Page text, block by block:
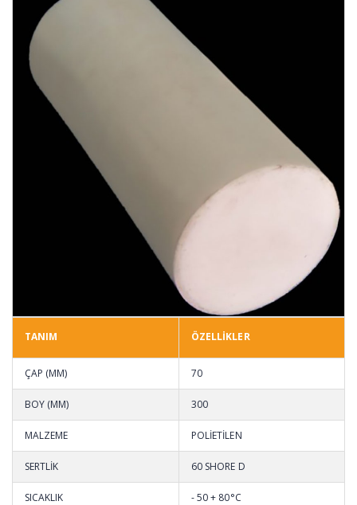
TANIM ÖZELLİKLER
ÇAP (MM) 70
BOY (MM) 300
MALZEME POLİETİLEN
SERTLİK 60 SHORE D
SICAKLIK - 50 + 80°C